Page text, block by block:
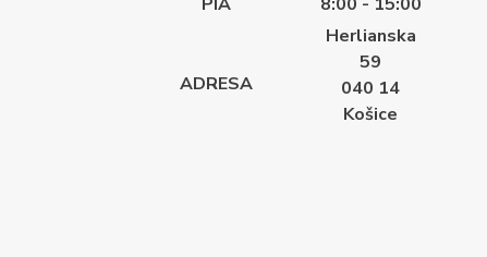
ADRESA
Herlianska
59
040 14
Košice